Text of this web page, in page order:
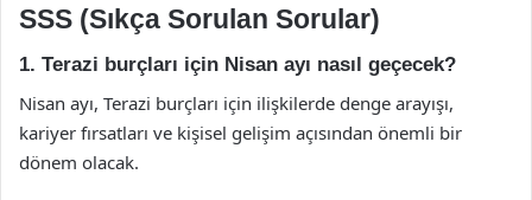
SSS (Sıkça Sorulan Sorular)
1. Terazi burçları için Nisan ayı nasıl geçecek?
Nisan ayı, Terazi burçları için ilişkilerde denge arayışı,
kariyer fırsatları ve kişisel gelişim açısından önemli bir
dönem olacak.